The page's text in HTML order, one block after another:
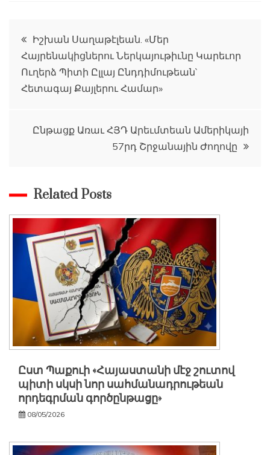
Գրառումների
նավարկումը
Իշխան Սաղաթէլեան. «Մեր
Հայրենակիցներու Ներկայութիւնը Կարեւոր
Ուղերձ Պիտի Ըլլայ Ընդդիմութեան`
Հետագայ Քայլերու Համար»
Ընթացք Առաւ ՀՅԴ Արեւմտեան Ամերիկայի
57րդ Շրջանային Ժողովը
Related Posts
Ըստ Պաքուի «Հայաստանի մէջ շուտով
պիտի սկսի նոր սահմանադրութեան
որդեգրման գործընթացը»
08/05/2026